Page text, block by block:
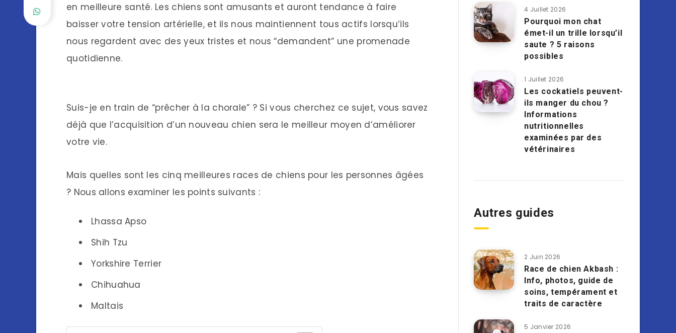
en meilleure santé. Les chiens sont amusants et auront tendance à faire
baisser votre tension artérielle, et ils nous maintiennent tous actifs lorsqu’ils
nous regardent avec des yeux tristes et nous “demandent” une promenade
quotidienne.
Suis-je en train de “prêcher à la chorale” ? Si vous cherchez ce sujet, vous savez
déjà que l’acquisition d’un nouveau chien sera le meilleur moyen d’améliorer
votre vie.
Mais quelles sont les cinq meilleures races de chiens pour les personnes âgées
? Nous allons examiner les points suivants :
Lhassa Apso
Shih Tzu
Yorkshire Terrier
Chihuahua
Maltais
4 Juillet 2026
Pourquoi mon chat
émet-il un trille lorsqu’il
saute ? 5 raisons
possibles
1 Juillet 2026
Les cockatiels peuvent-
ils manger du chou ?
Informations
nutritionnelles
examinées par des
vétérinaires
Autres guides
2 Juin 2026
Race de chien Akbash :
Info, photos, guide de
soins, tempérament et
traits de caractère
5 Janvier 2026